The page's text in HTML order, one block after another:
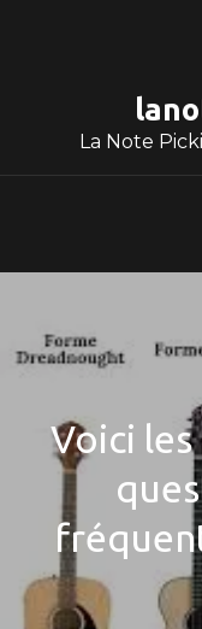
La Note
Voici les